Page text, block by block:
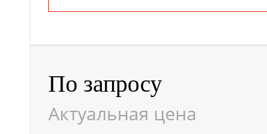
Ампер/час
По запросу
Актуальная цена